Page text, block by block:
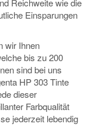
Reichweite wie die
Einsparungen
wir Ihnen
bis zu 200
sind bei uns
HP 303 Tinte
dieser
Farbqualität
jederzeit lebendig